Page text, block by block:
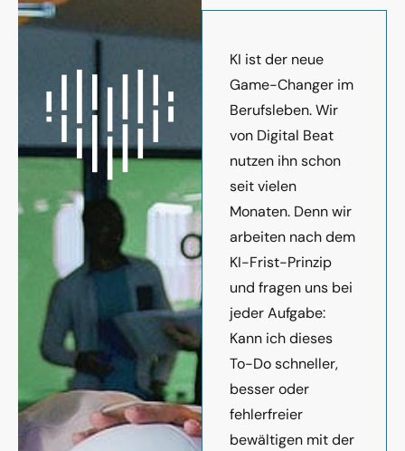
KI ist der neue
Game-Changer im
Berufsleben. Wir
von Digital Beat
nutzen ihn schon
seit vielen
Monaten. Denn wir
arbeiten nach dem
KI-Frist-Prinzip
und fragen uns bei
jeder Aufgabe:
Kann ich dieses
To-Do schneller,
besser oder
fehlerfreier
bewältigen mit der